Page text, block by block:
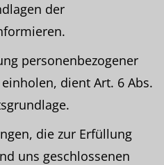
der
personenbezogener
dient Art. 6 Abs.
die zur Erfüllung
uns geschlossenen